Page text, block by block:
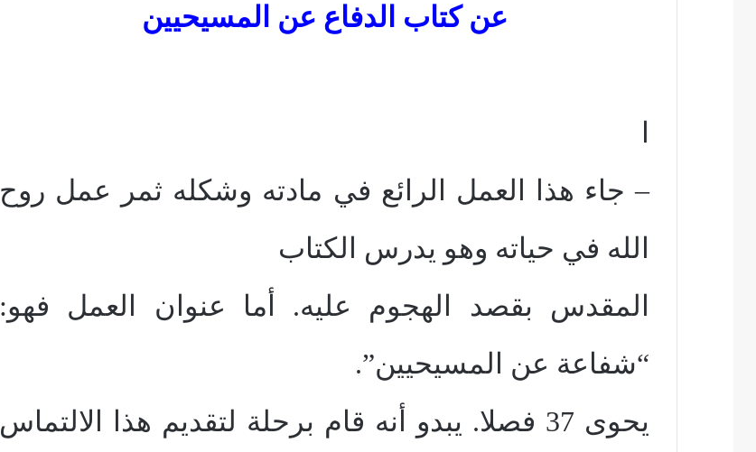
عن كتاب الدفاع عن المسيحيين
– جاء هذا العمل الرائع في مادته وشكله ثمر عمل روح
الله في حياته وهو يدرس الكتاب
المقدس بقصد الهجوم عليه. أما عنوان العمل فهو:
“شفاعة عن المسيحيين”.
يحوى 37 فصلا. يبدو أنه قام برحلة لتقديم هذا الالتماس